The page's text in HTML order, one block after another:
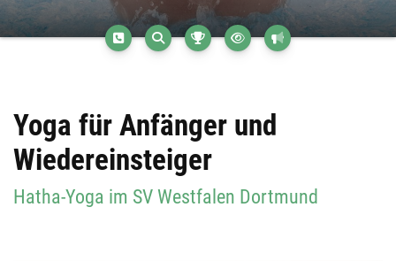
Yoga für Anfänger und
Wiedereinsteiger
Hatha-Yoga im SV Westfalen Dortmund